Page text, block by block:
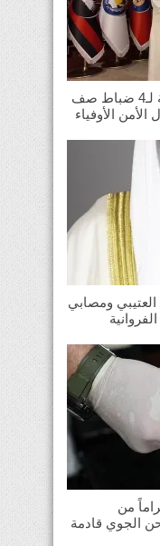
النائب الأول خلال ترقية استثنائية لـ4 ضباط صف
الأوفياء
ومصابي
86 كيلوغراماً من
الجوي قادمة